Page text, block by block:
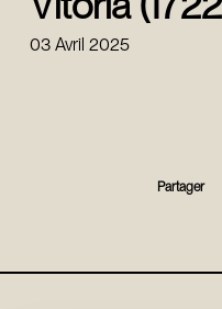
03 Avril 2025
Partager